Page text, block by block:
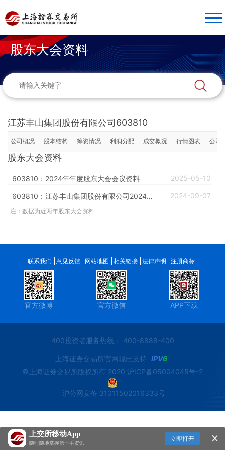
股东大会资料
江苏丰山集团股份有限公司603810
公司概况 股本结构 筹资情况 利润分配 成交概况 行情图表 公司
股东大会资料
2025-05-10
603810：2024年年度股东大会会议资料
2024-09-07
603810：江苏丰山集团股份有限公司2024年第一次临时股东大会会议资料
注：数据为近两年股东大会资料
联系我们 意见反馈 网站地图 相关链接 法律声明 注册商标
官方微博 官方微信 APP下载
400投资者服务热线： 400-8888-400
上海证券交易所官网现已支持 IPV6
©上海证券交易所版权所有 2020 沪ICP备05004045号-2
沪公网安备 31011502016333号
上交所移动App
随时随地掌握第一手资讯
立即打开